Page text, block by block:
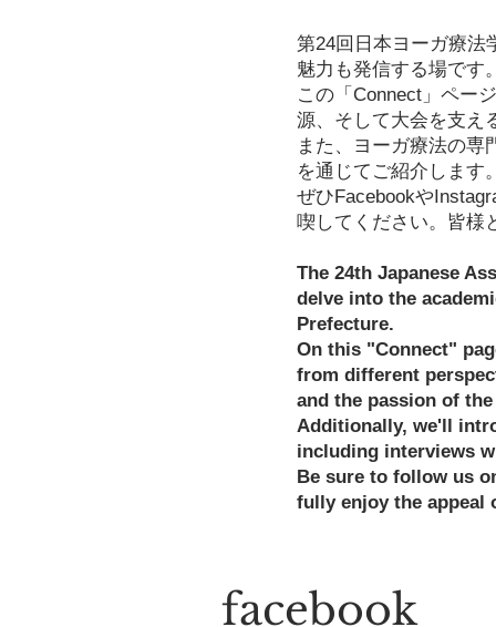
第24回日本ヨーガ療法
魅力も発信する場です。
この「Connect」ペー
源、そして大会を支え
また、ヨーガ療法の専
を通じてご紹介します。
ぜひFacebookや
喫してください。皆様
The 24th Japanese
delve into the
Prefecture.
On this "Connect"
from different
and the passion of
Additionally, we'll
including interviews
Be sure to follow us
fully enjoy the appeal
​facebook